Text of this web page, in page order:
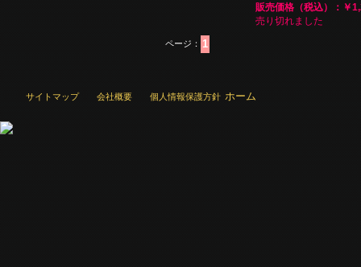
販売価格（税込）：￥
売り切れました
ページ： 1
ホーム
サイトマップ 会社概要 個人情報保護方針